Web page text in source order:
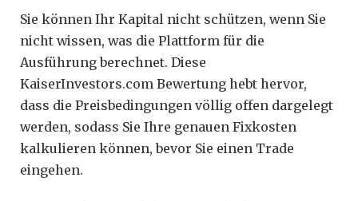
Sie können Ihr Kapital nicht schützen, wenn Sie
nicht wissen, was die Plattform für die
Ausführung berechnet. Diese
KaiserInvestors.com Bewertung hebt hervor,
dass die Preisbedingungen völlig offen dargelegt
werden, sodass Sie Ihre genauen Fixkosten
kalkulieren können, bevor Sie einen Trade
eingehen.